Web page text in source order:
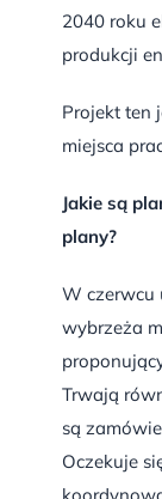
2040 roku
produkcji
Projekt ten
miejsca
Jakie są
plany?
W czerwcu
wybrzeża
Trwają
są
Oczekuje